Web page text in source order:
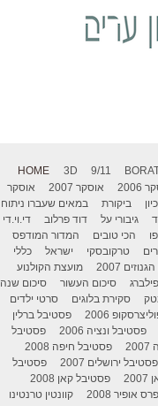
HOME 3D 9/11
אוסקר 2007
אוסקר
ביקורת
במאים שעברו ניתוח
גיבורי על דוד פרלוב
די.וי.די
הכי טובים
המדור המודפס
טרקובסקי ישראל
כללי
2007
מועצת הקולנוע
סיכום העשור
סיכום שנה
סקירת בלוגים
סרטי ילדים
2006
פסטיבל ברלין
פסטיבל ונציה 2006
פסטיבל
פסטיבל חיפה 2008
פסטיבל ירושלים 2007
פסטיבל
פסטיבל קאן 2008
פרס אופיר 2008
קוונטין טרנטינו